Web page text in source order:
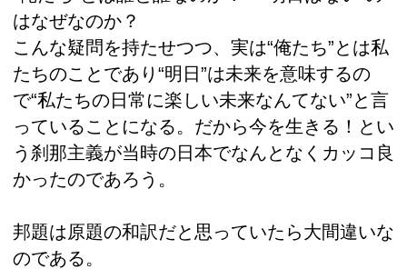
はなぜなのか？
こんな疑問を持たせつつ、実は“俺たち”とは私
たちのことであり“明日”は未来を意味するの
で“私たちの日常に楽しい未来なんてない”と言
っていることになる。だから今を生きる！とい
う刹那主義が当時の日本でなんとなくカッコ良
かったのであろう。
邦題は原題の和訳だと思っていたら大間違いな
のである。